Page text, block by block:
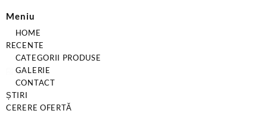
Meniu
HOME
RECENTE
CATEGORII PRODUSE
GALERIE
CONTACT
ȘTIRI
CERERE OFERTĂ